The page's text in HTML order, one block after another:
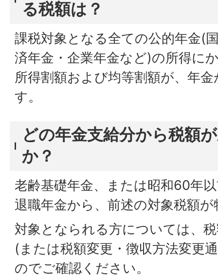
る税額は？
課税対象となる全ての公的年金(
済年金・企業年金など)の所得に
所得割額および均等割額が、年
す。
どの年金支給分から税額
か？
老齢基礎年金、または昭和60年
退職年金から、前述の対象税額
対象となられる方については、
(または税額変更・徴収方法変更
のでご確認ください。